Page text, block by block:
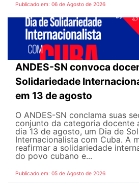
Publicado em: 06 de Agosto de 2026
ANDES-SN convoca
Solidariedade
em 13 de agosto
O ANDES-SN conclama suas
conjunto da categoria docente
dia 13 de agosto, um Dia de
Internacionalista com Cuba. A
reafirmar a solidariedade
do povo cubano e...
Publicado em: 05 de Agosto de 2026